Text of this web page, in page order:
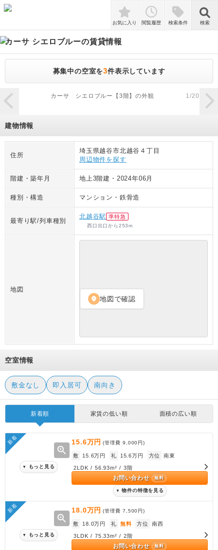
検索
お気に入り 閲覧履歴 検索条件 検索
カーサ シエロブルーの賃貸情報
募集中の空室を3件表示しています
zoom_in
カーサ シエロブルー【3階】の外観 1/20
建物情報
住所
埼玉県越谷市北越谷４丁目
周辺物件を探す
階建・築年月 地上3階建 ・ 2024年06月
種別・構造 マンション ・ 鉄骨造
最寄り駅/列車種別
北越谷駅 準特急
西口出口から253m
地図
location_on 地図で確認
空室情報
敷金なし 即入居可 南向き
新着順 家賃の低い順 面積の広い順
新着
zoom_in
▼ もっと見る
15.6万円 (管理費9,000円)
敷 15.6万円 礼 15.6万円 方位 南東
2LDK / 56.93m² / 3階
お問い合わせ 無料
▼ 物件の特徴を見る
新着
zoom_in
▼ もっと見る
18.0万円 (管理費7,500円)
敷 18.0万円 礼 無料 方位 南西
3LDK / 75.33m² / 2階
お問い合わせ 無料